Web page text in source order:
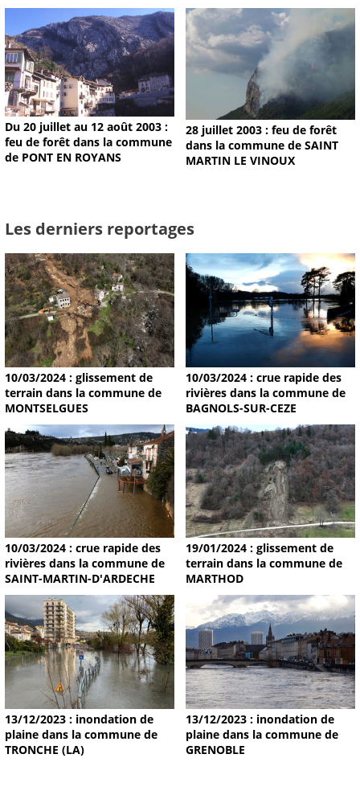
Du 20 juillet au 12 août 2003 :
feu de forêt dans la commune
de PONT EN ROYANS
28 juillet 2003 : feu de forêt
dans la commune de SAINT
MARTIN LE VINOUX
Les derniers reportages
10/03/2024 : glissement de
terrain dans la commune de
MONTSELGUES
10/03/2024 : crue rapide des
rivières dans la commune de
BAGNOLS-SUR-CEZE
10/03/2024 : crue rapide des
rivières dans la commune de
SAINT-MARTIN-D'ARDECHE
19/01/2024 : glissement de
terrain dans la commune de
MARTHOD
13/12/2023 : inondation de
plaine dans la commune de
TRONCHE (LA)
13/12/2023 : inondation de
plaine dans la commune de
GRENOBLE